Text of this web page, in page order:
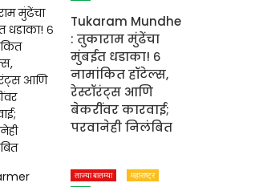
Tukaram Mundhe
: तुकाराम मुंढेंचा
मुंबईत धडाका! ६
नामांकित हॉटेल्स,
रेस्टॉरंट्स आणि
बेकरींवर कारवाई;
परवानेही निलंबित
ताज्या बातम्या
महाराष्ट्र